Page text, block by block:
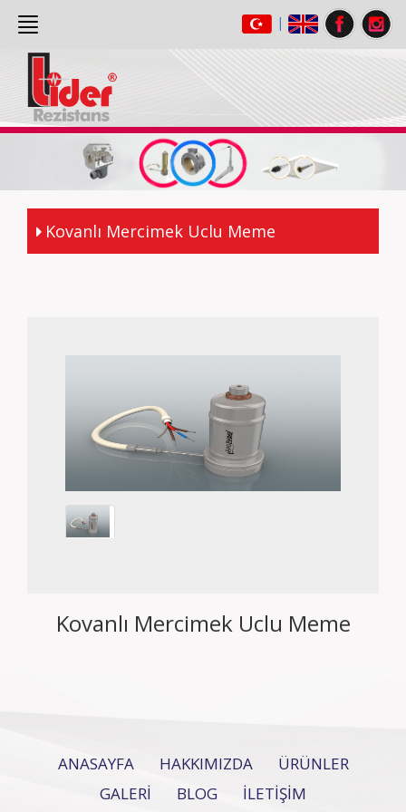
|
ANASAYFA
(current)
HAKKIMIZDA
Kovanlı Mercimek Uclu Meme
Kovanlı Mercimek Uclu Meme
ANASAYFA HAKKIMIZDA
ÜRÜNLER
GALERİ
BLOG İLETİŞİM